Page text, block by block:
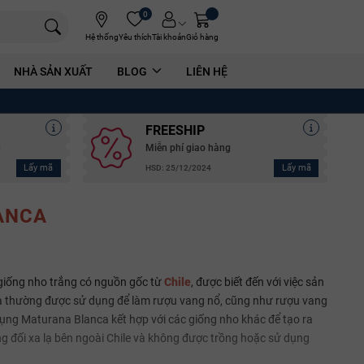
Hệ thống
0
Yêu thíchTài khoảnGiỏ hàng
NHÀ SẢN XUẤT BLOG LIÊN HỆ
Lấy mã
FREESHIP
Miễn phí giao hàng
HSD: 25/12/2024 Lấy mã
nho trắng có nguồn gốc từChile, được biết đến với việc sản
được sử dụng để làm rượu vang nổ, cũng như rượu vang
Maturana Blanca kết hợp với các giống nho khác để tạo ra
đối xa lạ bên ngoài Chile và không được trồng hoặc sử dụng